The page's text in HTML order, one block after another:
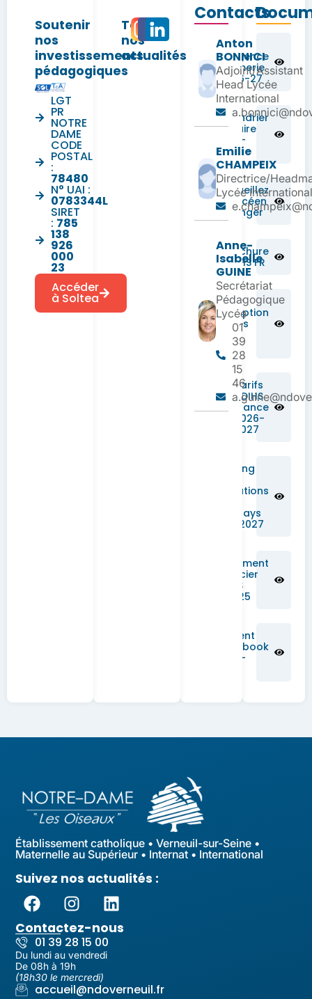
Fiche
d’urgence
infirmerie
RS 26-27
Calendrier
scolaire
2026-
2027
Accueillez
un lycéen
étranger
Brochure
NDIHS FR
Dossier
d’inscription
pour les
élèves
locaux
Tarifs
NDIHS
France
2026-
2027
Boarding
Regulations
Weekdays
2026-2027
Règlement
financier
NDIHS
RS2025
Student
Handbook
2026-
Contacts
Anton
BONNICI
Adjoint/Assistant
Head Lycée
International
Emilie
CHAMPEIX
Directrice/
Lycée
Anne-
Isabelle
GUINE
Secrétariat
Pédagogique
Lycée
01
39
28
15
46
Toutes
nos
actualités
Soutenir
nos
investissements
pédagogiques
LGT
PR
NOTRE
DAME
CODE
POSTAL
:
78480
N° UAI :
0783344L
SIRET
: 785
138
926
000
23
Accéder
à Soltea
Établissement catholique • Verneuil-sur-Seine •
Maternelle au Supérieur • Internat • International
Suivez nos actualités :
Contactez-nous
01 39 28 15 00
Du lundi au vendredi
De 08h à 19h
(18h30 le mercredi)
accueil@ndoverneuil.fr